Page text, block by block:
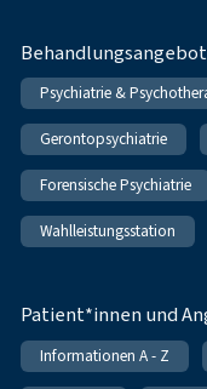
Psychiatrie &
Gerontopsychiatrie
Forensische Psychiatrie
Wahlleistungsstation
Patient*innen und
Informationen A - Z